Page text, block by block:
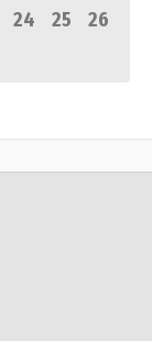
24 25
26